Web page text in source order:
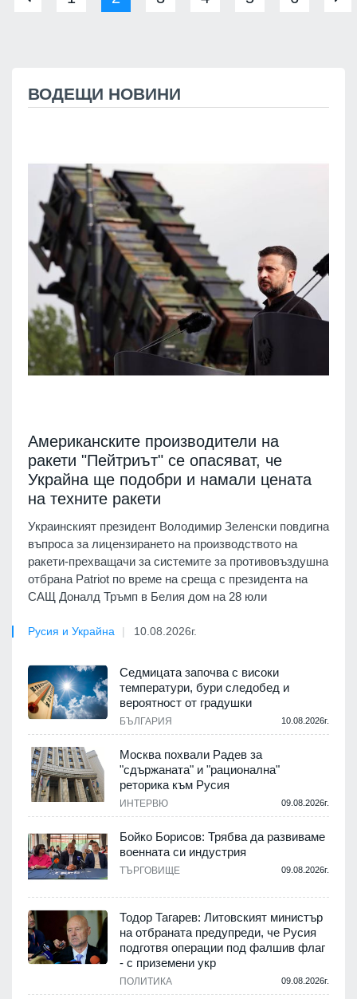
ВОДЕЩИ НОВИНИ
Американските производители на
ракети "Пейтриът" се опасяват, че
Украйна ще подобри и намали цената
на техните ракети
Украинският президент Володимир Зеленски повдигна
въпроса за лицензирането на производството на
ракети-прехващачи за системите за противовъздушна
отбрана Patriot по време на среща с президента на
САЩ Доналд Тръмп в Белия дом на 28 юли
Русия и Украйна 10.08.2026г.
Седмицата започва с високи
температури, бури следобед и
вероятност от градушки
БЪЛГАРИЯ 10.08.2026г.
Москва похвали Радев за
"сдържаната" и "рационална"
реторика към Русия
ИНТЕРВЮ 09.08.2026г.
Бойко Борисов: Трябва да развиваме
военната си индустрия
ТЪРГОВИЩЕ 09.08.2026г.
Тодор Тагарев: Литовският министър
на отбраната предупреди, че Русия
подготвя операции под фалшив флаг
- с приземени укр
ПОЛИТИКА 09.08.2026г.